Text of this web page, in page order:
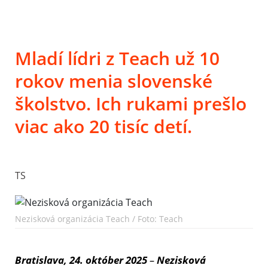
Mladí lídri z Teach už 10
rokov menia slovenské
školstvo. Ich rukami prešlo
viac ako 20 tisíc detí.
TS
Nezisková organizácia Teach / Foto: Teach
Bratislava, 24. október 2025–Nezisková